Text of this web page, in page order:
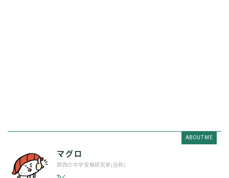
ABOUT ME
マグロ
関西の中学受験研究家(自称)